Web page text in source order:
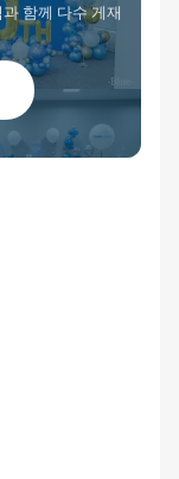
함께 다수 게재